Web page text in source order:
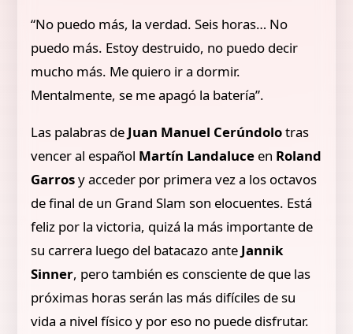
“No puedo más, la verdad. Seis horas… No
puedo más. Estoy destruido, no puedo decir
mucho más. Me quiero ir a dormir.
Mentalmente, se me apagó la batería”.
Las palabras de Juan Manuel Cerúndolotras
vencer al español Martín Landaluce en Roland
Garrosy acceder por primera vez a los octavos
de final de un Grand Slam son elocuentes. Está
feliz por la victoria, quizá la más importante de
su carrera luego del batacazo ante Jannik
Sinner, pero también es consciente de que las
próximas horas serán las más difíciles de su
vida a nivel físico y por eso no puede disfrutar.